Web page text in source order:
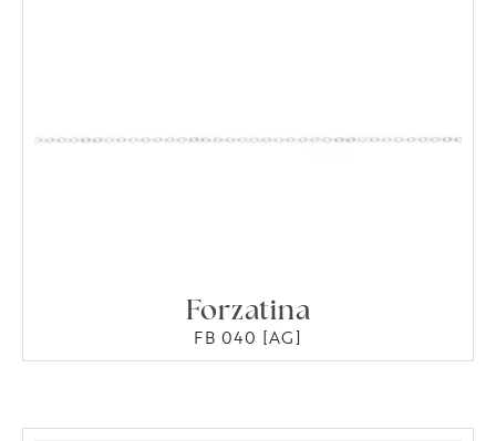
Forzatina
FB 040 [AG]